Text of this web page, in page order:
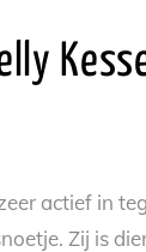
actief in
Zij is